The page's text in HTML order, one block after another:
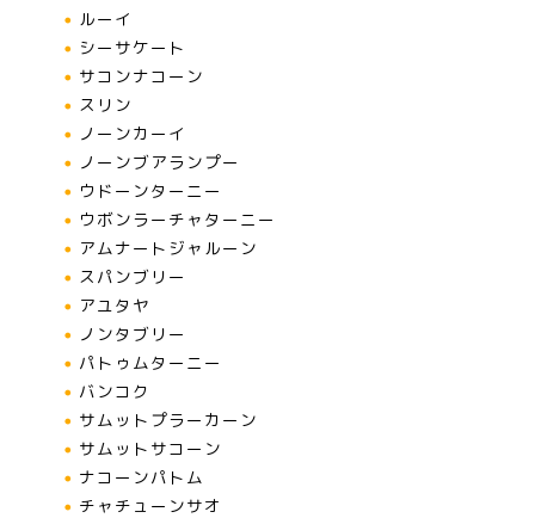
ルーイ
シーサケート
サコンナコーン
スリン
ノーンカーイ
ノーンブアランプー
ウドーンターニー
ウボンラーチャターニー
アムナートジャルーン
スパンブリー
アユタヤ
ノンタブリー
パトゥムターニー
バンコク
サムットプラーカーン
サムットサコーン
ナコーンパトム
チャチューンサオ